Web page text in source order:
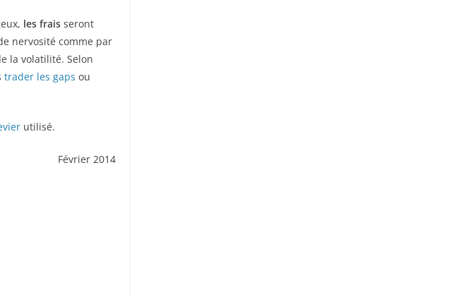
les frais seront
nervosité comme par
la volatilité. Selon
trader les gaps ou
utilisé.
Février 2014